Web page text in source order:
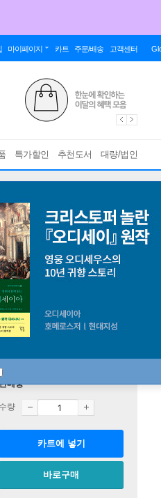
마이페이지 카트 주문/배송 고객센터
특가할인 추천도서 대량/법인
매중
수량
카트에 넣기
바로구매